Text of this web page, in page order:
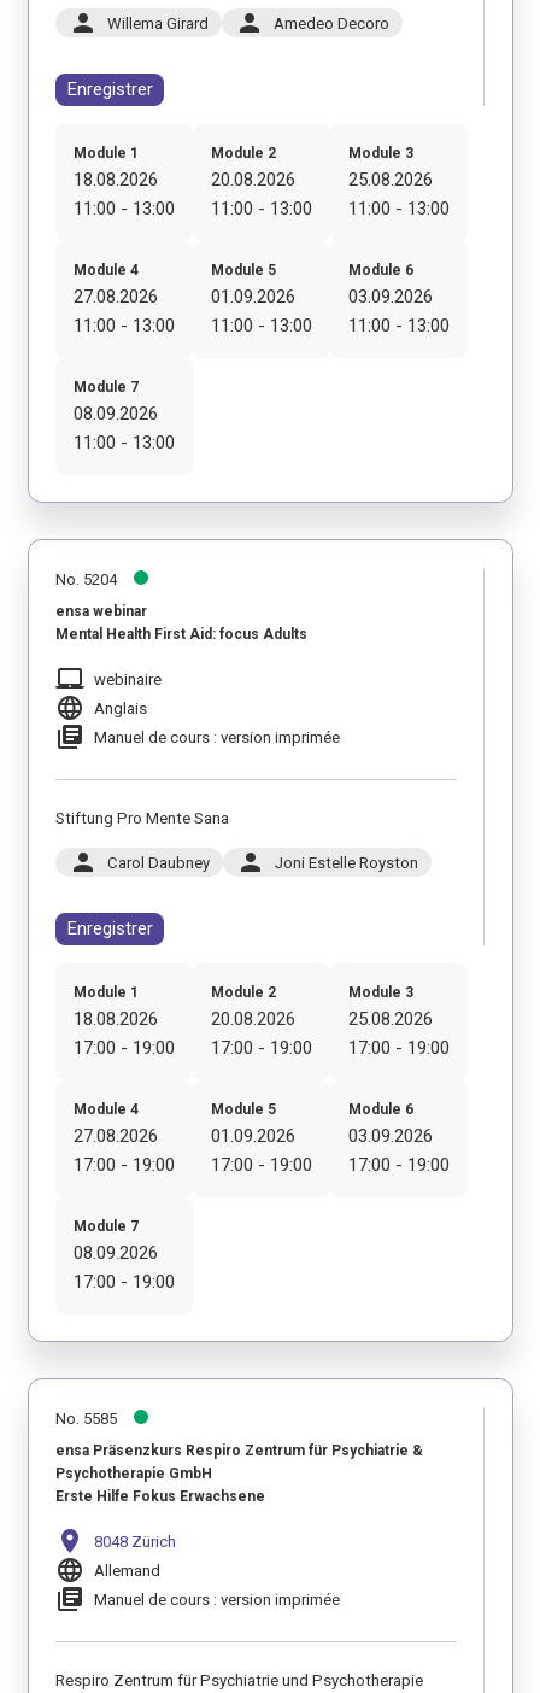
person Willema Girard person Amedeo Decoro
Enregistrer
Module 1
18.08.2026
11:00 - 13:00
Module 2
20.08.2026
11:00 - 13:00
Module 3
25.08.2026
11:00 - 13:00
Module 4
27.08.2026
11:00 - 13:00
Module 5
01.09.2026
11:00 - 13:00
Module 6
03.09.2026
11:00 - 13:00
Module 7
08.09.2026
11:00 - 13:00
No. 5204
ensa webinar
Mental Health First Aid: focus Adults
laptop_mac webinaire
language Anglais
library_books Manuel de cours : version imprimée
Stiftung Pro Mente Sana
person Carol Daubney person Joni Estelle Royston
Enregistrer
Module 1
18.08.2026
17:00 - 19:00
Module 2
20.08.2026
17:00 - 19:00
Module 3
25.08.2026
17:00 - 19:00
Module 4
27.08.2026
17:00 - 19:00
Module 5
01.09.2026
17:00 - 19:00
Module 6
03.09.2026
17:00 - 19:00
Module 7
08.09.2026
17:00 - 19:00
No. 5585
ensa Präsenzkurs Respiro Zentrum für Psychiatrie &
Psychotherapie GmbH
Erste Hilfe Fokus Erwachsene
location_on 8048 Zürich
language Allemand
library_books Manuel de cours : version imprimée
Respiro Zentrum für Psychiatrie und Psychotherapie